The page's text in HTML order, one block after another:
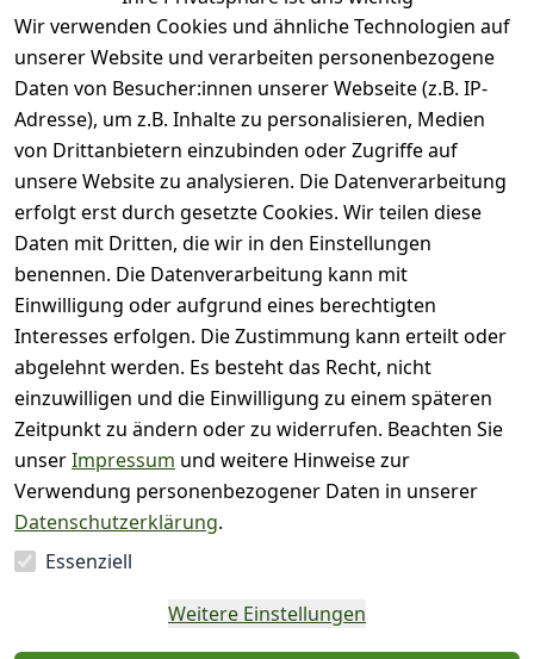
Basierend auf 0 Bewertung(en)
Bewertung abgeben
5
( 0
)
4
( 0
)
3
( 0
)
2
( 0
1
)
Es hat noch niemand
eine Bewertung für
diesen Artikel
abgegeben
Person - klicken Sie für
Details
Wir verwenden Cookies und ähnliche Technologien auf
unserer Website und verarbeiten personenbezogene
Daten von Besucher:innen unserer Webseite (z.B. IP-
Adresse), um z.B. Inhalte zu personalisieren, Medien
von Drittanbietern einzubinden oder Zugriffe auf
unsere Website zu analysieren. Die Datenverarbeitung
erfolgt erst durch gesetzte Cookies. Wir teilen diese
Daten mit Dritten, die wir in den Einstellungen
benennen. Die Datenverarbeitung kann mit
Einwilligung oder aufgrund eines berechtigten
Interesses erfolgen. Die Zustimmung kann erteilt oder
abgelehnt werden. Es besteht das Recht, nicht
einzuwilligen und die Einwilligung zu einem späteren
Zeitpunkt zu ändern oder zu widerrufen. Beachten Sie
unserImpressum und weitere Hinweise zur
Verwendung personenbezogener Daten in unserer
Datenschutzerklärung.
Essenziell
Weitere Einstellungen